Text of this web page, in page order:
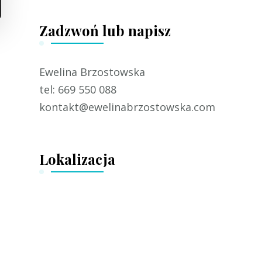
Zadzwoń lub napisz
Ewelina Brzostowska
tel: 669 550 088
kontakt@ewelinabrzostowska.com
Lokalizacja